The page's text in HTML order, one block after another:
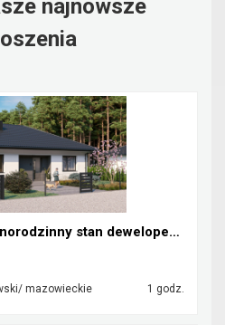
najnowsze
Nowoczesny dom jednorodzinny stan deweloperski
mazowieckie 1 godz.